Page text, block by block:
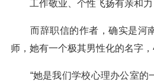
工作敬业、个性飞扬有亲和力
而辞职信的作者，确实是河
师，她有一个极其男性化的名字，
“她是我们学校心理办公室的